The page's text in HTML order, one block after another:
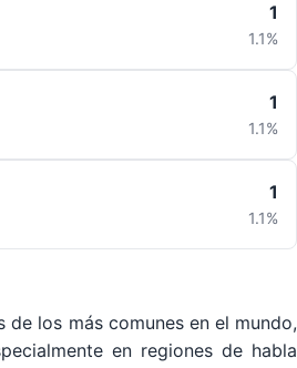
1
1.1%
1
1.1%
1
1.1%
de los más comunes en el mundo,
en regiones de habla